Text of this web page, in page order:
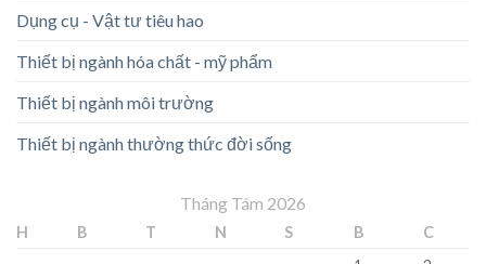
Dụng cụ - Vật tư tiêu hao
Thiết bị ngành hóa chất - mỹ phẩm
Thiết bị ngành môi trường
Thiết bị ngành thường thức đời sống
Tháng Tám 2026
H B T N S B
C